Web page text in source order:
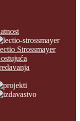
Strossmayer